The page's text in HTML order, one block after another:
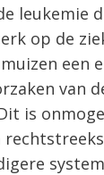
leukemie
op de
een
van
is